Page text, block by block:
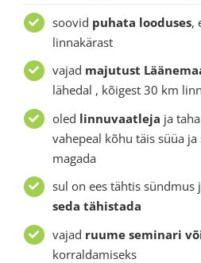
soovid puhata looduses,
linnakärast
vajad majutust
lähedal , kõigest 30 km
oled linnuvaatleja ja
vahepeal kõhu täis süüa
magada
sul on ees tähtis sündmus
seda tähistada
vajad ruume seminari
korraldamiseks